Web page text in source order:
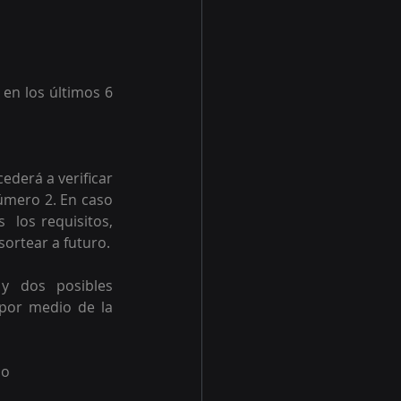
los últimos 6
a verificar
2. En caso
los requisitos,
a futuro.
dos posibles
medio de la